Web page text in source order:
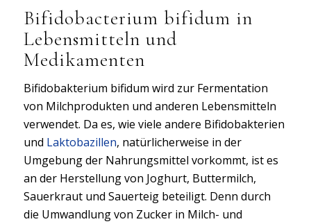
Bifidobacterium bifidum in
Lebensmitteln und
Medikamenten
Bifidobakterium bifidum wird zur Fermentation
von Milchprodukten und anderen Lebensmitteln
verwendet. Da es, wie viele andere Bifidobakterien
und Laktobazillen, natürlicherweise in der
Umgebung der Nahrungsmittel vorkommt, ist es
an der Herstellung von Joghurt, Buttermilch,
Sauerkraut und Sauerteig beteiligt. Denn durch
die Umwandlung von Zucker in Milch- und